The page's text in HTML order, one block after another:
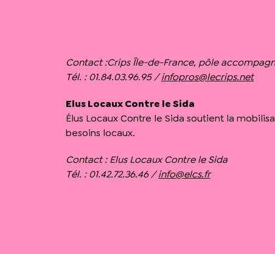
Contact :Crips Île-de-France, pôle
Tél. : 01.84.03.96.95 /infopros@lecrips.net
Elus Locaux Contre le Sida
Élus Locaux Contre le Sida soutient la
besoins locaux.
Contact :Elus Locaux Contre le Sida
Tél. : 01.42.72.36.46 /info@elcs.fr